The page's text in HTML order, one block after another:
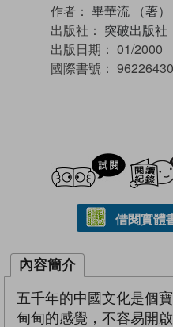
作者： 畢華流 （著）
出版社： 突破出版社
出版日期： 01/2000
國際書號：
試閲
借閱實體
內容簡介
五千年的中國文化是個
甸甸的感覺，不容易開